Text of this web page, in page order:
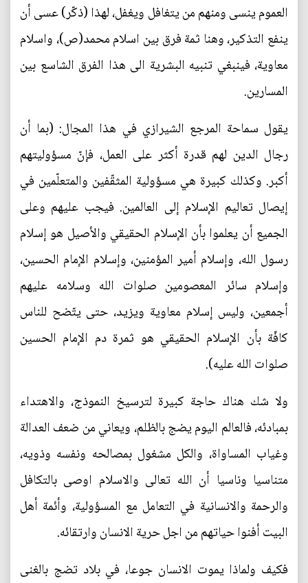
العموم ينسى ومنهم من يتغافل ويغفل، لهذا (ذكّر) عسى أن
ينفع التذكير، وهنا ثمة فرق بين اسلام محمد(ص)، واسلام
معاوية، فينبغي تنبيه البشرية الى هذا الفرق الشاسع بين
المسارين.
يقول سماحة المرجع الشيرازي في هذا المجال: (بما أن
رجال الدين لهم قدرة أكثر على العمل، فإنّ مسؤوليتهم
أكبر. وكذلك كبيرة هي مسؤولية المثقّفين والمتعلّمين في
إيصال تعاليم الإسلام إلى العالمين. فيجب عليهم وعلى
الجميع أن يعلموا بأن الإسلام الحقيقي والأصيل هو إسلام
رسول الله، وإسلام أمير المؤمنين، وإسلام الإمام الحسين،
وإسلام سائر المعصومين صلوات الله وسلامه عليهم
أجمعين، وليس إسلام معاوية ويزيد، حتى يتّضح للناس
كافّة بأن الإسلام الحقيقي هو ثمرة دم الإمام الحسين
صلوات الله عليه).
ولا شك هناك حاجة كبيرة لترسيخ النموذج، والاهتداء
بمبادئه، فالعالم اليوم يضج بالظلم، ويعاني من ضعف العدالة
وغياب المساواة، والكل مشغول بمصالحه ونفسه وذويه،
متناسيا وناسيا أن الله تعالى والاسلام اوصى بالتكافل
والرحمة والانسانية في التعامل مع المسؤولية، وأئمة أهل
البيت أفنوا حياتهم من اجل حرية الانسان وارتقائه.
فكيف ولماذا يموت الانسان جوعا، في بلاد تضج بالغنى